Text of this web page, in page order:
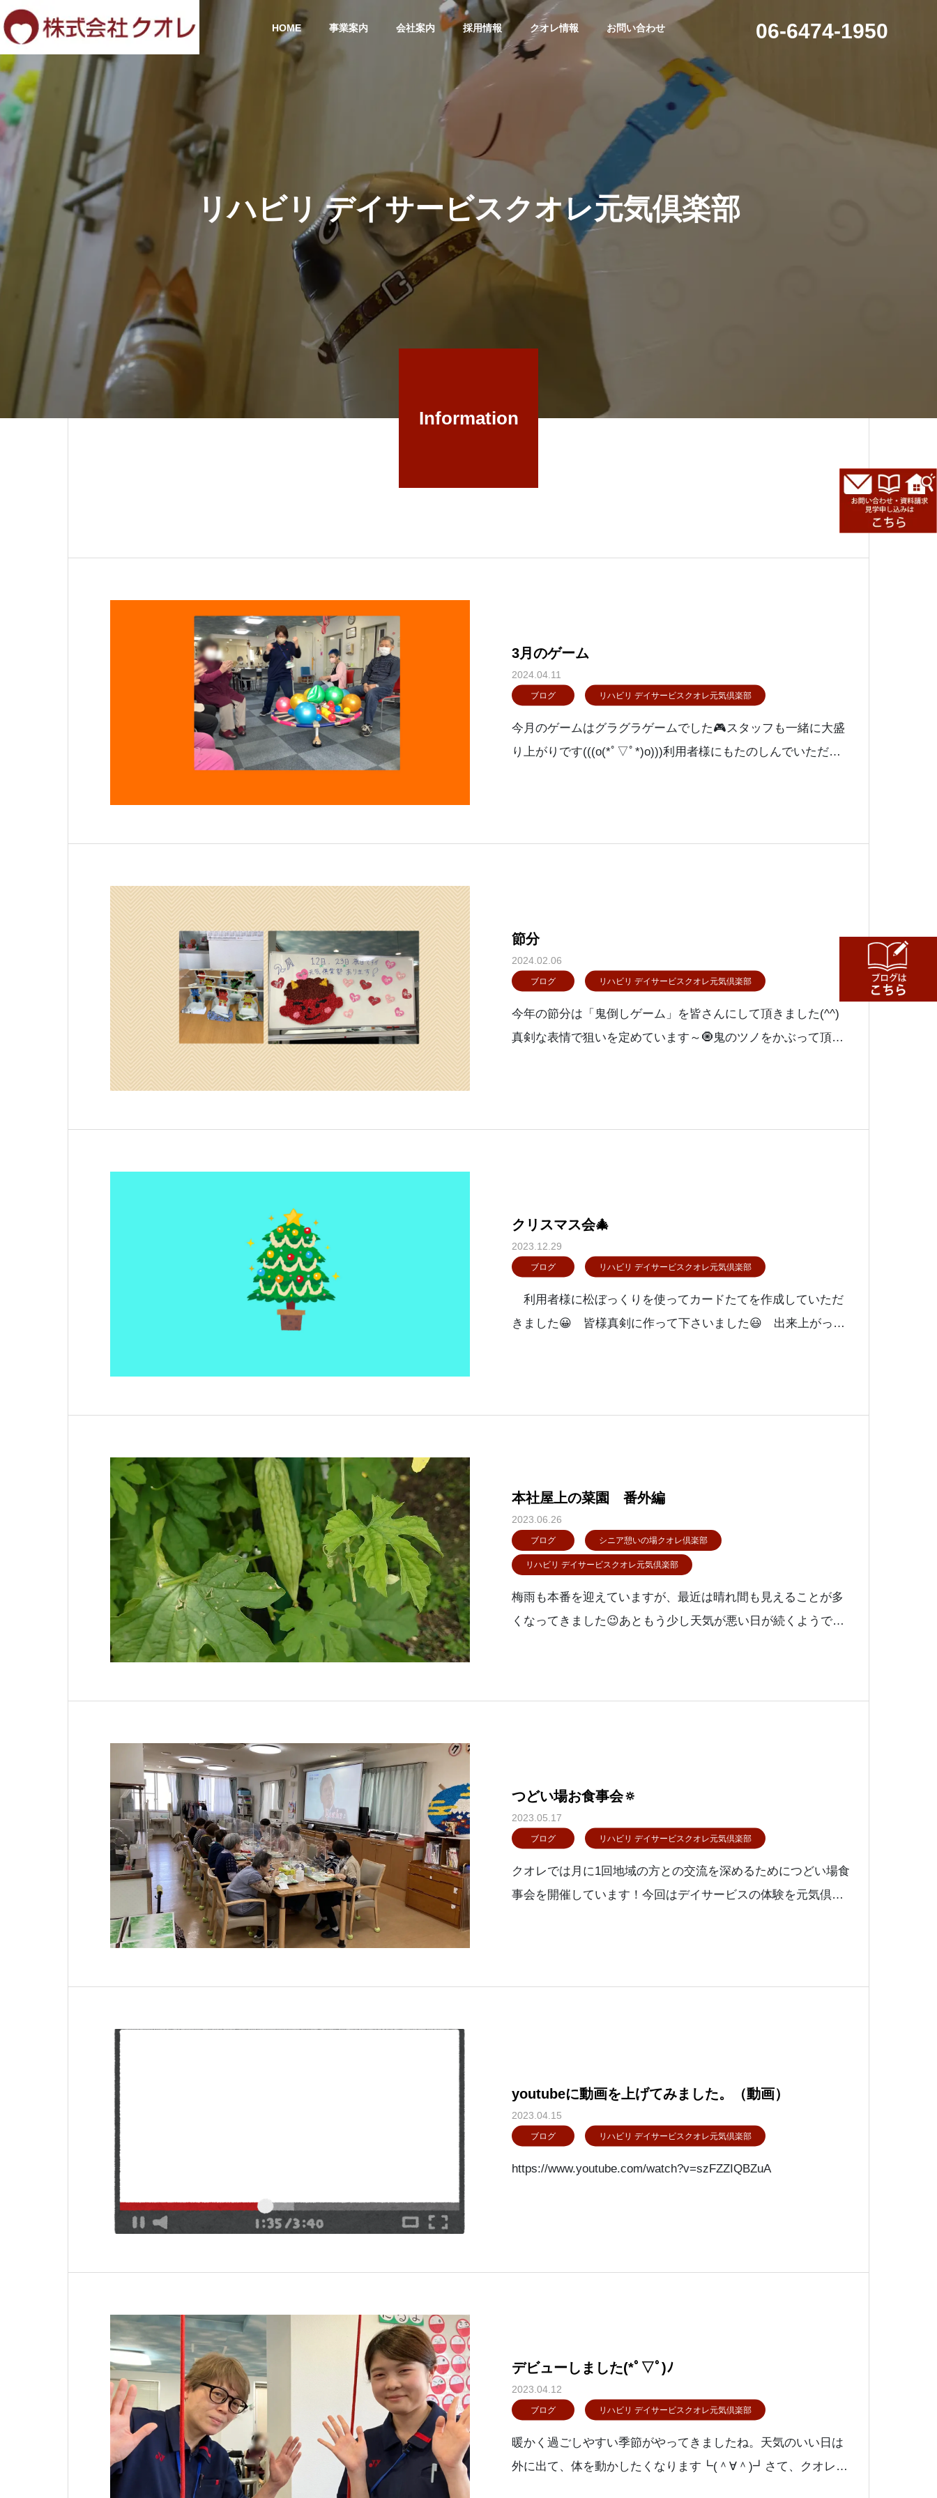
HOME 事業案内 会社案内 採用情報 クオレ情報 お問い合わせ 06-6474-1950
SERVICE
事業案内
調剤薬局 介護 訪問看護
COMPANY
会社案内
基本理念 会社概要
施設一覧 沿革
リハビリ デイサービスクオレ元気倶楽部
Information
3月のゲーム
2024.04.11
ブログ リハビリ デイサービスクオレ元気倶楽部
今月のゲームはグラグラゲームでした🎮スタッフも一緒に大盛
り上がりです(((o(*ﾟ▽ﾟ*)o)))利用者様にもたのしんでいただけ
節分
2024.02.06
ブログ リハビリ デイサービスクオレ元気倶楽部
今年の節分は「鬼倒しゲーム」を皆さんにして頂きました(^^)
真剣な表情で狙いを定めています～🧿鬼のツノをかぶって頂き
クリスマス会🎄
2023.12.29
ブログ リハビリ デイサービスクオレ元気倶楽部
利用者様に松ぼっくりを使ってカードたてを作成していただ
きました😀 皆様真剣に作って下さいました😃 出来上がった
本社屋上の菜園 番外編
2023.06.26
ブログ シニア憩いの場クオレ倶楽部
リハビリ デイサービスクオレ元気倶楽部
梅雨も本番を迎えていますが、最近は晴れ間も見えることが多
くなってきました😉あともう少し天気が悪い日が続くようです
つどい場お食事会🔅
2023.05.17
ブログ リハビリ デイサービスクオレ元気倶楽部
クオレでは月に1回地域の方との交流を深めるためにつどい場食
事会を開催しています！今回はデイサービスの体験を元気倶楽
youtubeに動画を上げてみました。（動画）
2023.04.15
ブログ リハビリ デイサービスクオレ元気倶楽部
https://www.youtube.com/watch?v=szFZZIQBZuA
デビューしました(*ﾟ▽ﾟ)ﾉ
2023.04.12
ブログ リハビリ デイサービスクオレ元気倶楽部
暖かく過ごしやすい季節がやってきましたね。天気のいい日は
外に出て、体を動かしたくなります┗(＾∀＾)┛さて、クオレ元